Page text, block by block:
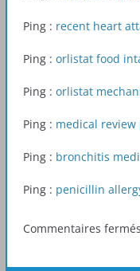
Ping : recent heart
Ping : orlistat food
Ping : orlistat
Ping : medical
Ping : bronchitis
Ping : penicillin
Commentaires